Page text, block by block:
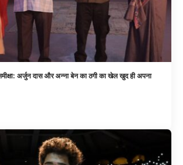
अर्जुन दास और अन्ना बेन का ठगी का खेल खुद ही अपना